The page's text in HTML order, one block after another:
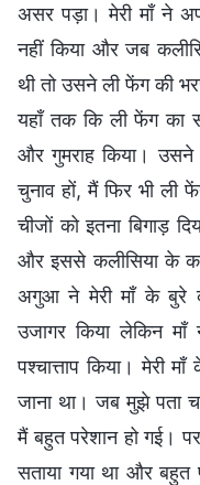
असर पड़ा। मेरी माँ ने
नहीं किया और जब
थी तो उसने ली फेंग की
यहाँ तक कि ली फेंग का
और गुमराह किया। उसने
चुनाव हों, मैं फिर भी
चीजों को इतना बिगाड़
और इससे कलीसिया के
अगुआ ने मेरी माँ के बुरे
उजागर किया लेकिन
पश्चात्ताप किया। मेरी
जाना था। जब मुझे पता
मैं बहुत परेशान हो गई।
सताया गया था और बहुत